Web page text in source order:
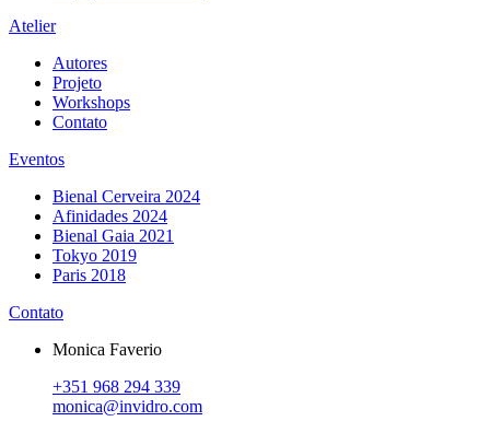
Atelier
Autores
Projeto
Workshops
Contato
Eventos
Bienal Cerveira 2024
Afinidades 2024
Bienal Gaia 2021
Tokyo 2019
Paris 2018
Contato
Monica Faverio
+351 968 294 339
monica@invidro.com